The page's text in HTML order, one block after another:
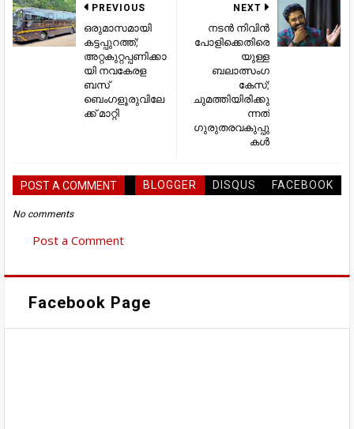
NEXT
നടൻ നിവിൻ
പോളിക്കെതിരെ
യുള്ള
ബലാത്സംഗ
കേസ്;
ചുമത്തിയിരിക്കു
ന്നത്
ഗുരുതരവകുപ്പു
കൾ
PREVIOUS
ഒരുമാസമായി
കട്ടപ്പുറത്ത്;
അറ്റകുറ്റപ്പണിക്കാ
യി നവകേരള
ബസ്
ബെംഗളൂരുവിലേ
ക്ക് മാറ്റി
POST A COMMENT BLOGGER DISQUS FACEBOOK
No comments
Post a Comment
Facebook Page